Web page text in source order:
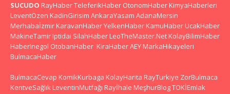
SUCUDO RayHaberTeleferikHaber OtonomHaber KimyaHaberleri
LeventÖzen KadinGirisim AnkaraYasam AdanaMersin
Merhabaİzmir KaravanHaberYelkenHaber KamuHaber UcakHaber
MakineTamir Iptidai SilahHaber LeoTheMaster.Net KolayBilimHaber
HaberInegol OtobanHaber KiraHaberAEY MarkaHikayeleri
BulmacaHaber
BulmacaCevap KomikKurbaga KolayHarita RayTurkiye ZorBulmaca
KentveSağlık LeventinMutfağı Rayİhale MeşhurBlogTOKİEmlak